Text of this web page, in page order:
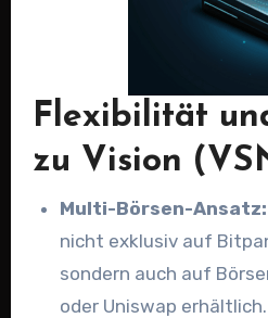
Flexibilität
zu Vision
Multi-Börsen-Ansatz:
nicht exklusiv auf
sondern auch auf
oder Uniswap erhältlich.